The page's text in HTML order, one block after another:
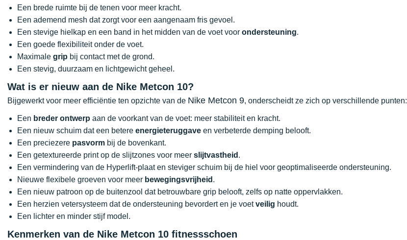
Een brede ruimte bij de tenen voor meer kracht.
Een ademend mesh dat zorgt voor een aangenaam fris gevoel.
Een stevige hielkap en een band in het midden van de voet voor ondersteuning.
Een goede flexibiliteit onder de voet.
Maximale grip bij contact met de grond.
Een stevig, duurzaam en lichtgewicht geheel.
Wat is er nieuw aan de Nike Metcon 10?
Bijgewerkt voor meer efficiëntie ten opzichte van de Nike Metcon 9, onderscheidt ze zich op verschillende punten:
Een breder ontwerp aan de voorkant van de voet: meer stabiliteit en kracht.
Een nieuw schuim dat een betere energieteruggave en verbeterde demping belooft.
Een preciezere pasvorm bij de bovenkant.
Een getextureerde print op de slijtzones voor meer slijtvastheid .
Een vermindering van de Hyperlift-plaat en steviger schuim bij de hiel voor geoptimaliseerde ondersteuning.
Nieuwe flexibele groeven voor meer bewegingsvrijheid .
Een nieuw patroon op de buitenzool dat betrouwbare grip belooft, zelfs op natte oppervlakken.
Een herzien vetersysteem dat de ondersteuning bevordert en je voetveilig houdt.
Een lichter en minder stijf model.
Kenmerken van de Nike Metcon 10 fitnessschoen